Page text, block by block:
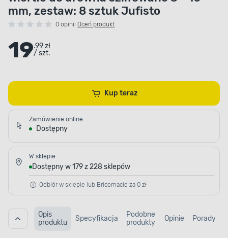
mm, zestaw: 8 sztuk Jufisto
0 opinii Oceń produkt
19.99 zł
/ szt.
Kup teraz
Zamówienie online
Dostępny
W sklepie
Dostępny w 179 z 228 sklepów
Odbiór w sklepie lub Bricomacie za 0 zł
Opis
produktu
Specyfikacja
Podobne
produkty
Opinie Porady